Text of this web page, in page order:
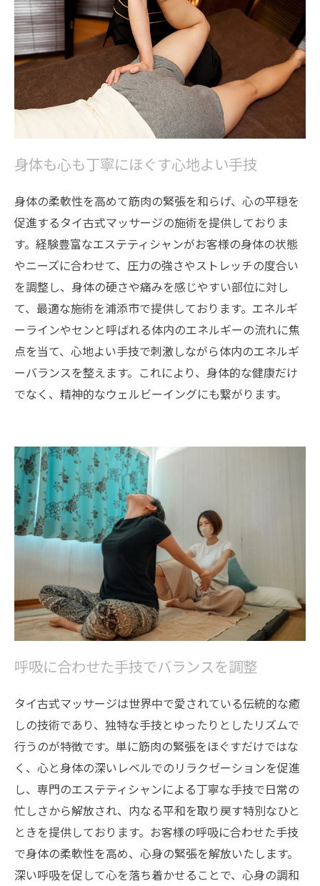
身体も心も丁寧にほぐす心地よい手技
身体の柔軟性を高めて筋肉の緊張を和らげ、心の平穏を
促進するタイ古式マッサージの施術を提供しておりま
す。経験豊富なエステティシャンがお客様の身体の状態
やニーズに合わせて、圧力の強さやストレッチの度合い
を調整し、身体の硬さや痛みを感じやすい部位に対し
て、最適な施術を浦添市で提供しております。エネルギ
ーラインやセンと呼ばれる体内のエネルギーの流れに焦
点を当て、心地よい手技で刺激しながら体内のエネルギ
ーバランスを整えます。これにより、身体的な健康だけ
でなく、精神的なウェルビーイングにも繋がります。
呼吸に合わせた手技でバランスを調整
タイ古式マッサージは世界中で愛されている伝統的な癒
しの技術であり、独特な手技とゆったりとしたリズムで
行うのが特徴です。単に筋肉の緊張をほぐすだけではな
く、心と身体の深いレベルでのリラクゼーションを促進
し、専門のエステティシャンによる丁寧な手技で日常の
忙しさから解放され、内なる平和を取り戻す特別なひと
ときを提供しております。お客様の呼吸に合わせた手技
で身体の柔軟性を高め、心身の緊張を解放いたします。
深い呼吸を促して心を落ち着かせることで、心身の調和